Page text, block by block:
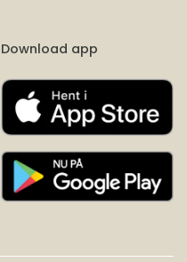
Download app